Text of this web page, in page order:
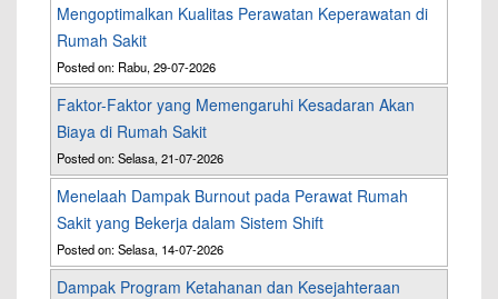
Mengoptimalkan Kualitas Perawatan Keperawatan di
Rumah Sakit
Posted on: Rabu, 29-07-2026
Faktor-Faktor yang Memengaruhi Kesadaran Akan
Biaya di Rumah Sakit
Posted on: Selasa, 21-07-2026
Menelaah Dampak Burnout pada Perawat Rumah
Sakit yang Bekerja dalam Sistem Shift
Posted on: Selasa, 14-07-2026
Dampak Program Ketahanan dan Kesejahteraan